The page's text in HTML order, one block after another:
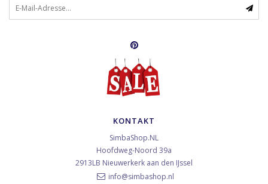
KONTAKT
SimbaShop.NL
Hoofdweg-Noord 39a
2913LB Nieuwerkerk aan den IJssel
info@simbashop.nl